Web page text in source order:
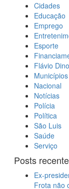
Cidades
Educação
Emprego
Esporte
Flávio Dino
Municípios
Nacional
Notícias
Polícia
Política
São Luis
Saúde
Serviço
Posts
Ex-
Frota não